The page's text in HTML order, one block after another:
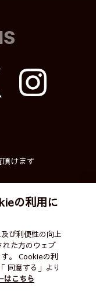
けます
レンダー
お問い合わせ
の利用に
び利便性の向上
た方のウェブ
。 Cookieの利
同意する」より
はこちら